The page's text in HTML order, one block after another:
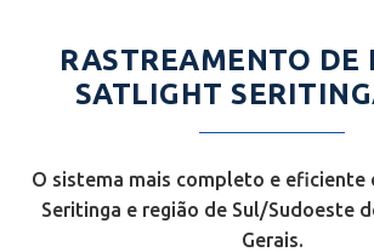
RASTREAMENTO DE
SATLIGHT
O sistema mais completo e eficiente
Seritinga e região de Sul/Sudoeste
Gerais.